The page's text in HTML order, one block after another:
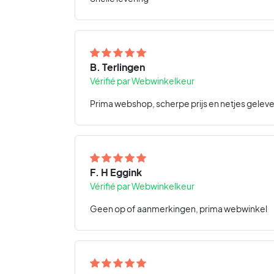
B. Terlingen
Vérifié par Webwinkelkeur
Prima webshop, scherpe prijs en netjes
F. H Eggink
Vérifié par Webwinkelkeur
Geen op of aanmerkingen, prima webwinkel